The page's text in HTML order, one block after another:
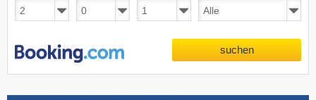
suchen